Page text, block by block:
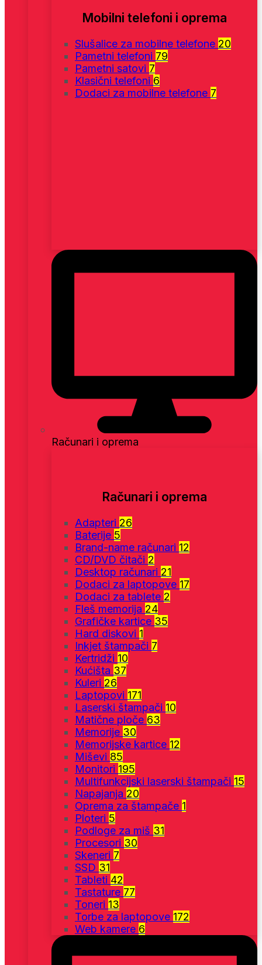
Mobilni telefoni i oprema
Slušalice za mobilne telefone 20
Pametni telefoni 79
Pametni satovi 7
Klasični telefoni 6
Dodaci za mobilne telefone 7
Računari i oprema
Računari i oprema
Adapteri 26
Baterije 5
Brand-name računari 12
CD/DVD čitači 2
Desktop računari 21
Dodaci za laptopove 17
Dodaci za tablete 2
Fleš memorija 24
Grafičke kartice 35
Hard diskovi 1
Inkjet štampači 7
Kertridži 10
Kućišta 37
Kuleri 26
Laptopovi 171
Laserski štampači 10
Matične ploče 63
Memorije 30
Memorijske kartice 12
Miševi 85
Monitori 195
Multifunkcijski laserski štampači 15
Napajanja 20
Oprema za štampače 1
Ploteri 5
Podloge za miš 31
Procesori 30
Skeneri 7
SSD 31
Tableti 42
Tastature 77
Toneri 13
Torbe za laptopove 172
Web kamere 6